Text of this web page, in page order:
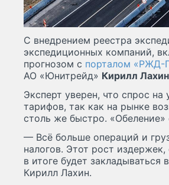
С внедрением реестра
экспедиционных компаний,
прогнозом с порталом «РЖД-
АО «Юнитрейд» Кирилл Лахин
Эксперт уверен, что спрос на
тарифов, так как на рынке
столь же быстро.
— Всё больше операций и
налогов. Этот рост
в итоге будет
Кирилл Лахин.